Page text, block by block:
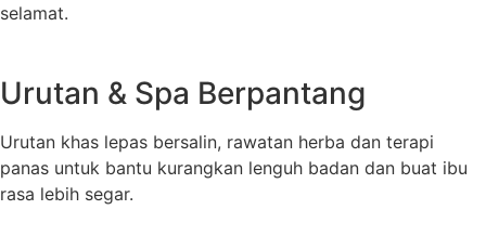
selamat.
Urutan & Spa Berpantang
Urutan khas lepas bersalin, rawatan herba dan terapi
panas untuk bantu kurangkan lenguh badan dan buat ibu
rasa lebih segar.